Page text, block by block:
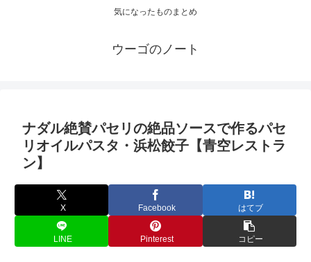
気になったものまとめ
ウーゴのノート
ナダル絶賛パセリの絶品ソースで作るパセ
リオイルパスタ・浜松餃子【青空レストラ
ン】
X Facebook はてブ
LINE Pinterest コピー